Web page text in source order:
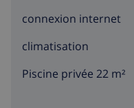
connexion internet
climatisation
Piscine privée 22 m²